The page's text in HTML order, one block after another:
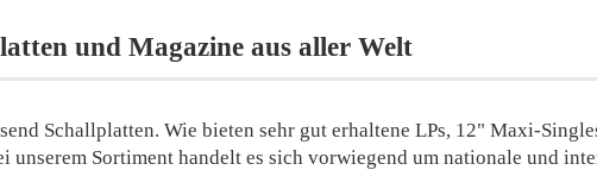
und Magazine aus aller Welt
Schallplatten. Wie bieten sehr gut erhaltene LPs, 12" Maxi-
unserem Sortiment handelt es sich vorwiegend um nationale und